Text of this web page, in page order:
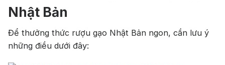
Blended Scotch Whisky
Single Malt Scotch Whisky
Whiskey Mỹ
Nhật Bản
Để thưởng thức rượu gạo Nhật Bản ngon, cần lưu ý
những điều dưới đây: